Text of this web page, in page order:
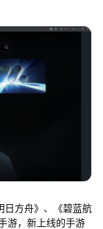
方舟》、《碧蓝航
游，新上线的手游